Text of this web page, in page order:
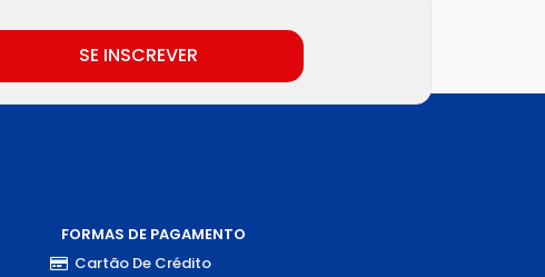
SE INSCREVER
FORMAS DE PAGAMENTO
Cartão De Crédito